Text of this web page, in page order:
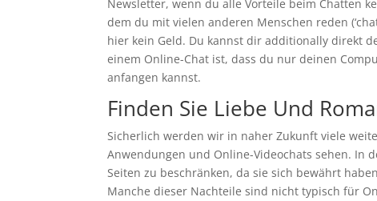
Newsletter, wenn du alle Vorteile beim Chatten
dem du mit vielen anderen Menschen reden
hier kein Geld. Du kannst dir additionally direkt
einem Online-Chat ist, dass du nur deinen
anfangen kannst.
Finden Sie Liebe Und
Sicherlich werden wir in naher Zukunft viele
Anwendungen und Online-Videochats sehen. In
Seiten zu beschränken, da sie sich bewährt
Manche dieser Nachteile sind nicht typisch für